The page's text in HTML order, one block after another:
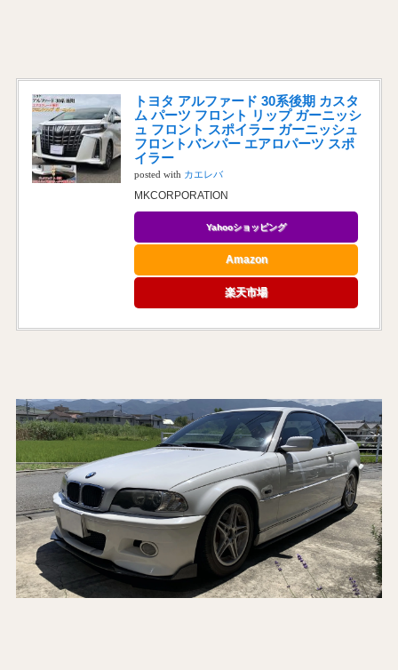
トヨタ アルファード 30系後期 カスタ
ム パーツ フロント リップ ガーニッシ
ュ フロント スポイラー ガーニッシュ
フロントバンパー エアロパーツ スポ
イラー
posted with カエレバ
MKCORPORATION
Yahooショッピング
Amazon
楽天市場